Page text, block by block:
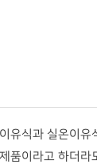
유식과 실온이유
품이라고 하더라